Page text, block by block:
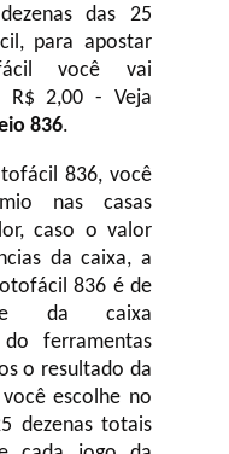
das 25
para apostar
você vai
R$ 2,00 - Veja
836.
836, você
nas casas
caso o valor
da caixa, a
836 é de
da caixa
ferramentas
o resultado da
você escolhe no
dezenas totais